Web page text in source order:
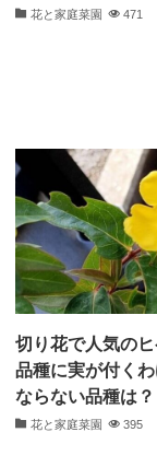
花と家庭菜園 471
切り花で人気の
品種に実が付く
ならない品種は？
花と家庭菜園 395